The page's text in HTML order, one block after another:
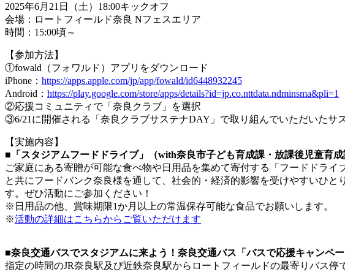
2025年6月21日（土）18:00キックオフ
会場：ロートフィールド奈良 Nフェスエリア
時間：15:00頃～
【参加方法】
①fowald（フォワルド）アプリをダウンロード
iPhone： https://apps.apple.com/jp/app/fowald/id6448932245
Android： https://play.google.com/store/apps/details?id=jp.co.nttdata.ndminsma&pli=1
②応援コミュニティで「奈良クラブ」を選択
③6/21に開催される「奈良クラブサステナDAY」で取り組んでいただいたサ
【実施内容】
■「スタジアムフードドライブ」（with奈良市子ども育成課・放課後児童育成
ご家庭にある寄贈が可能な食べ物や日用品を集めて寄付する「フードドラ
と共にフードバンク奈良様を通して、社会的・経済的影響を受けやすいひ
す。ぜひ活動にご参加ください！
※日用品の他、賞味期限1か月以上の常温保存可能な食品でお願いします。
※活動の詳細はこちらからご覧いただけます
■奈良交通バスでスタジアムに来よう！奈良交通バス「バスで応援キャンペー
指定の時間のJR奈良駅及び近鉄奈良駅からロートフィールドの最寄りバス